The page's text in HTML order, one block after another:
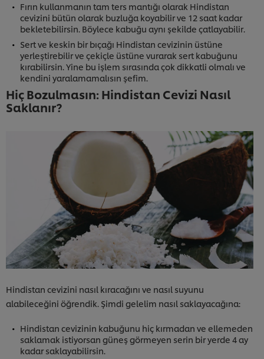
Fırın kullanmanın tam ters mantığı olarak Hindistan
cevizini bütün olarak buzluğa koyabilir ve 12 saat kadar
bekletebilirsin. Böylece kabuğu aynı şekilde çatlayabilir.
Sert ve keskin bir bıçağı Hindistan cevizinin üstüne
yerleştirebilir ve çekiçle üstüne vurarak sert kabuğunu
kırabilirsin. Yine bu işlem sırasında çok dikkatli olmalı ve
kendini yaralamamalısın şefim.
Hiç Bozulmasın: Hindistan Cevizi Nasıl
Saklanır?
Hindistan cevizini nasıl kıracağını ve nasıl suyunu
alabileceğini öğrendik. Şimdi gelelim nasıl saklayacağına:
Hindistan cevizinin kabuğunu hiç kırmadan ve ellemeden
saklamak istiyorsan güneş görmeyen serin bir yerde 4 ay
kadar saklayabilirsin.